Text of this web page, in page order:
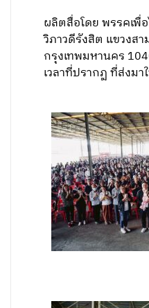
ผลิตสื่อโดย พรรคเพื่
วิภาวดีรังสิต แขวงส
กรุงเทพมหานคร
เวลาที่ปรากฏ ที่ส่งมา